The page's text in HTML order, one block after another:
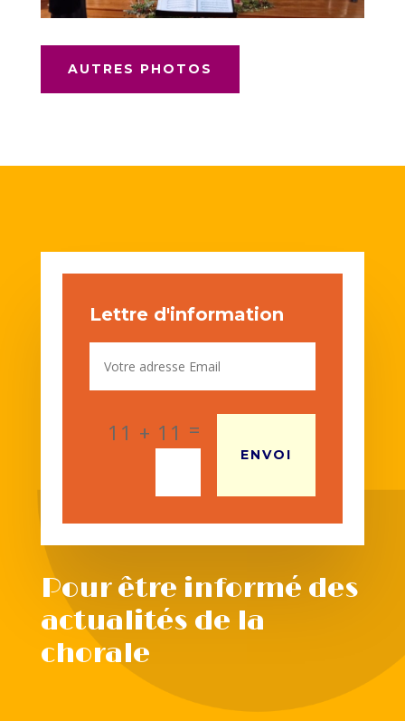
AUTRES PHOTOS
Lettre d'information
11 + 11 =
ENVOI
Pour être informé des
actualités de la
chorale